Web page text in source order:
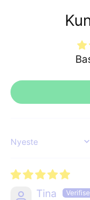
Sort by
Tina